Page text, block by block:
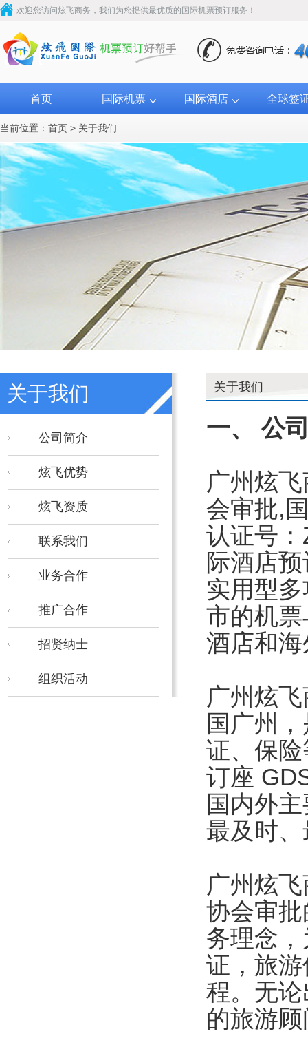
欢迎您访问炫飞商务，我们为您提供最优质的国际机票预订服务！
首页 国际机票 国际酒店 全球签
当前位置： 首页 > 关于我们
关于我们
公司简介
炫飞优势
炫飞资质
联系我们
业务合作
推广合作
招贤纳士
组织活动
关于我们
一、 公
广州炫
会审批,
认证号
际酒店
实用型
市的机
酒店和
广州炫
国广州
证、保
订座
国内外
最及时
广州炫
协会审批
务理念
证，旅
程。无
的旅游